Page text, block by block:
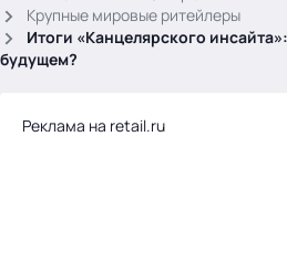
Крупные мировые ритейлеры
Итоги «Канцелярского
будущем?
Реклама на retail.ru